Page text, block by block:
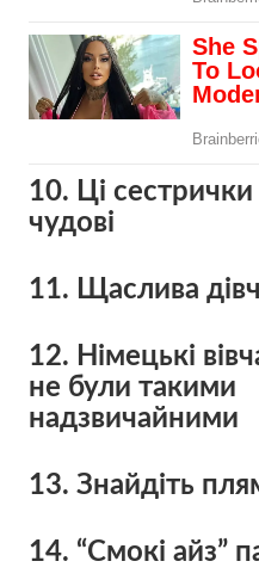
10. Ці
чудові
11. Щаслива
12. Німецькі
не були такими
надзвичайними
13. Знайдіть
14. “Смокі айз”